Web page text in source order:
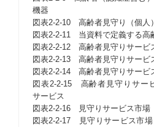
機器
図表2-2-10 高齢者見守り（個人
図表2-2-11 当資料で定義する高
図表2-2-12 高齢者見守りサービ
図表2-2-13 高齢者見守りサービ
図表2-2-14 高齢者見守りサービ
図表2-2-15 高齢者見守りサー
サービス
図表2-2-16 見守りサービス市場
図表2-2-17 見守りサービス市場